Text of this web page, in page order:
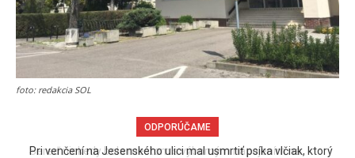
foto: redakcia SOL
ODPORÚČAME
Pri venčení na Jesenského ulici mal usmrtiť psíka vlčiak, ktorý